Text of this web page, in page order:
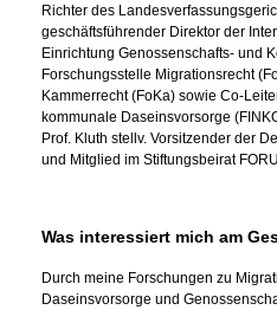
Richter des
geschäftsführender Direktor der
Einrichtung Genossenschafts- und
Forschungsstelle Migrationsrecht
Kammerrecht (FoKa) sowie Co-
kommunale Daseinsvorsorge
Prof. Kluth stellv. Vorsitzender der
und Mitglied im Stiftungsbeirat
Was interessiert mich am
Durch meine Forschungen zu
Daseinsvorsorge und